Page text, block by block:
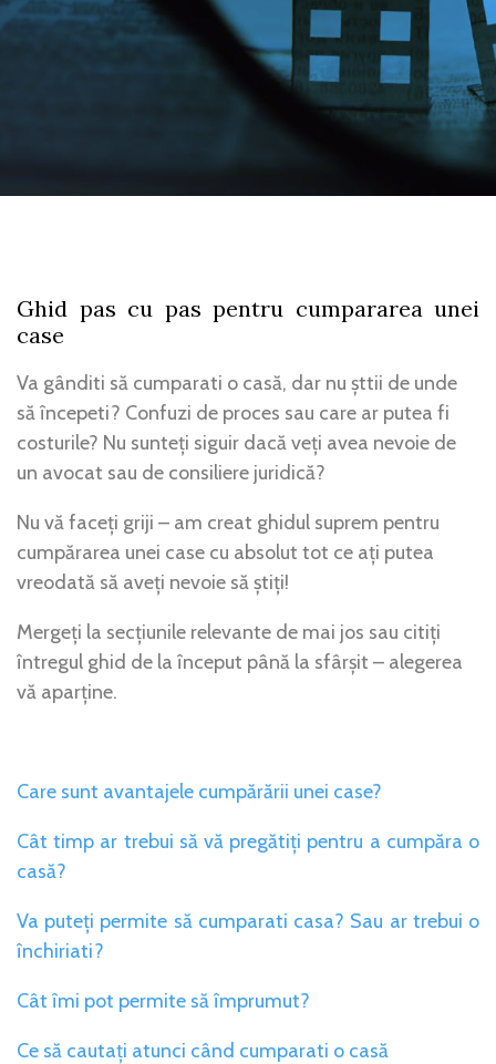
Ghid pas cu pas pentru cumpararea unei
case
Va gânditi să cumparati o casă, dar nu șttii de unde
să începeti? Confuzi de proces sau care ar putea fi
costurile? Nu sunteți siguir dacă veți avea nevoie de
un avocat sau de consiliere juridică?
Nu vă faceți griji – am creat ghidul suprem pentru
cumpărarea unei case cu absolut tot ce ați putea
vreodată să aveți nevoie să știți!
Mergeți la secțiunile relevante de mai jos sau citiți
întregul ghid de la început până la sfârșit – alegerea
vă aparține.
Care sunt avantajele cumpărării unei case?
Cât timp ar trebui să vă pregătiți pentru a cumpăra o
casă?
Va puteți permite să cumparati casa? Sau ar trebui o
închiriati?
Cât îmi pot permite să împrumut?
Ce să cautați atunci când cumparati o casă